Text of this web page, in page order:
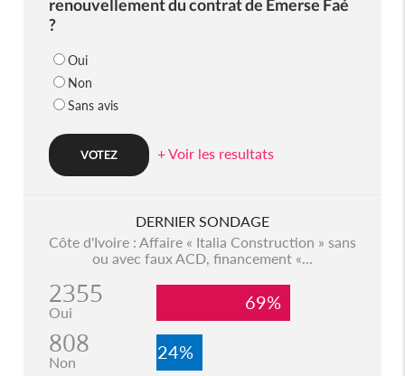
renouvellement du contrat de Emerse Faé
?
Oui
Non
Sans avis
+ Voir les resultats
DERNIER SONDAGE
Côte d'Ivoire : Affaire « Italia Construction » sans
ou avec faux ACD, financement «...
2355
Oui 69%
808
Non 24%